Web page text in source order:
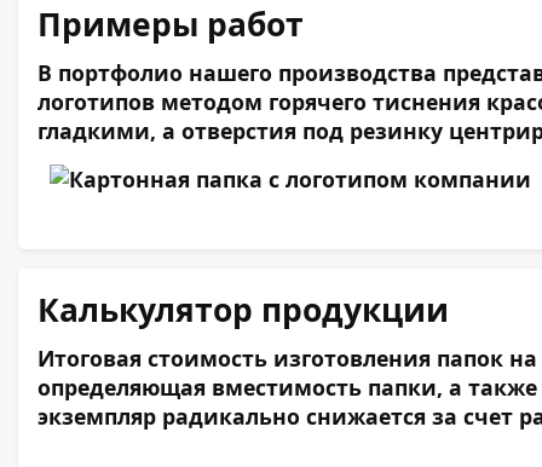
Примеры работ
В портфолио нашего производства
логотипов методом горячего тиснения
гладкими, а отверстия под резинку
Калькулятор продукции
Итоговая стоимость изготовления папок
определяющая вместимость папки, а
экземпляр радикально снижается за счет